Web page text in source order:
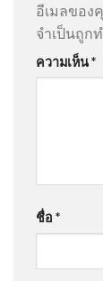
อีเมลของ
จำเป็นถูก
ความเห็น*
ชื่อ *